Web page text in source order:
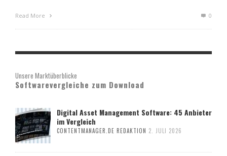
Read More 0
Unsere Marktüberblicke
Softwarevergleiche zum Download
Digital Asset Management Software: 45 Anbieter
im Vergleich
CONTENTMANAGER.DE REDAKTION 2. JULI 2026